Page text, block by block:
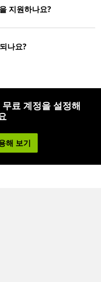
지원하나요?
나요?
료 계정을 설정해
해 보기